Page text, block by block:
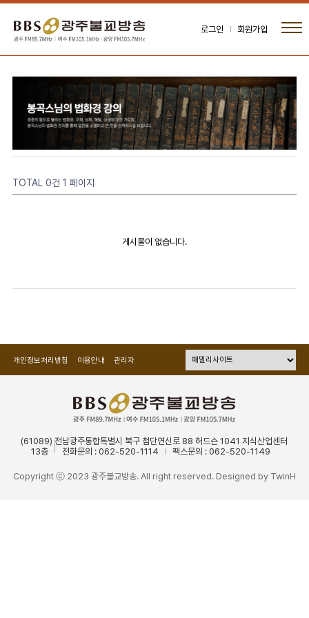
로그인 회원가입
TOTAL 0건 1 페이지
게시물이 없습니다.
개인정보처리방침 이용안내 관리자
(61089) 전남광주통합특별시 북구 첨단연신로 88 허드슨 1041 지식산업센터
13층
전화문의 : 062-520-1114 팩스문의 : 062-520-1149
Copyright ⓒ 2023 광주불교방송. All right reserved. Designed by TwinH